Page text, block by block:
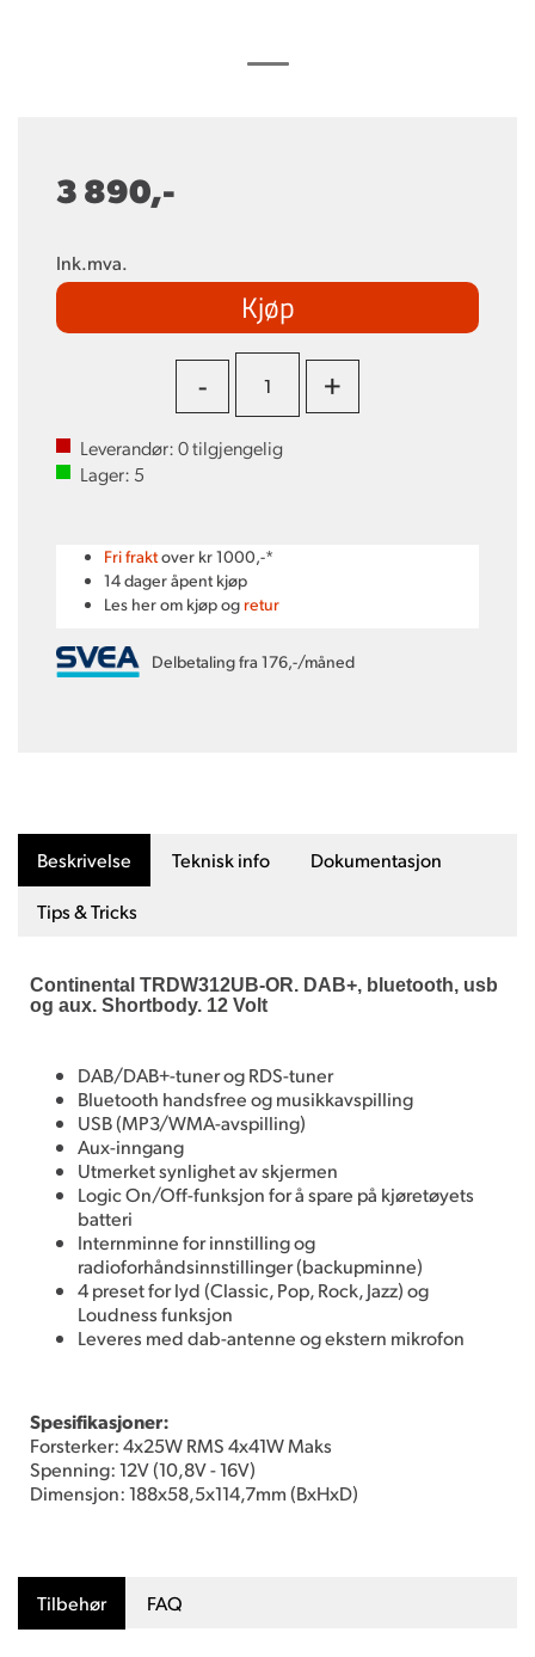
3 890,-
Ink.mva.
Kjøp
- +
Leverandør:0tilgjengelig
Lager: 5
Fri fraktover kr 1000,-*
14 dager åpent kjøp
Les her om kjøp og retur
Delbetaling fra 176,-/måned
Beskrivelse Teknisk info Dokumentasjon
Tips & Tricks
Continental TRDW312UB-OR. DAB+, bluetooth, usb
og aux. Shortbody. 12 Volt
DAB/DAB+-tuner og RDS-tuner
Bluetooth handsfree og musikkavspilling
USB (MP3/WMA-avspilling)
Aux-inngang
Utmerket synlighet av skjermen
Logic On/Off-funksjon for å spare på kjøretøyets
batteri
Internminne for innstilling og
radioforhåndsinnstillinger (backupminne)
4 preset for lyd (Classic, Pop, Rock, Jazz) og
Loudness funksjon
Leveres med dab-antenne og ekstern mikrofon
Spesifikasjoner:
Forsterker: 4x25W RMS 4x41W Maks
Spenning: 12V (10,8V - 16V)
Dimensjon: 188x58,5x114,7mm (BxHxD)
Tilbehør FAQ